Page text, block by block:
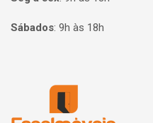
Sábados: 9h às 18h